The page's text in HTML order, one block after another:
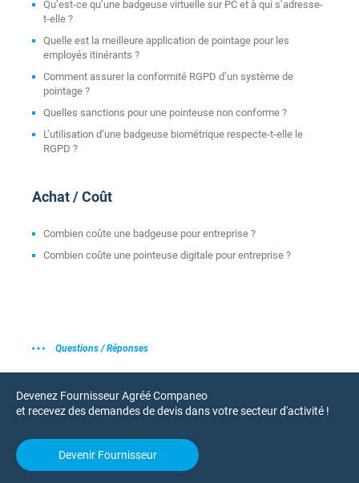
Qu’est-ce qu’une badgeuse virtuelle sur PC et à qui s’adresse-
t-elle ?
Quelle est la meilleure application de pointage pour les
employés itinérants ?
Comment assurer la conformité RGPD d’un système de
pointage ?
Quelles sanctions pour une pointeuse non conforme ?
L’utilisation d’une badgeuse biométrique respecte-t-elle le
RGPD ?
Achat / Coût
Combien coûte une badgeuse pour entreprise ?
Combien coûte une pointeuse digitale pour entreprise ?
Questions / Réponses
Devenez Fournisseur Agréé Companeo
et recevez des demandes de devis dans votre secteur d'activité !
Devenir Fournisseur